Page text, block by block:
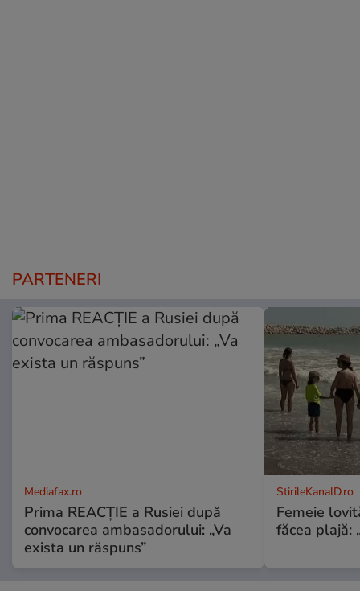
PARTENERI
Mediafax.ro
Prima REACȚIE a Rusiei după
convocarea ambasadorului: „Va
exista un răspuns”
StirileKanalD.ro
Femeie
făcea plajă: